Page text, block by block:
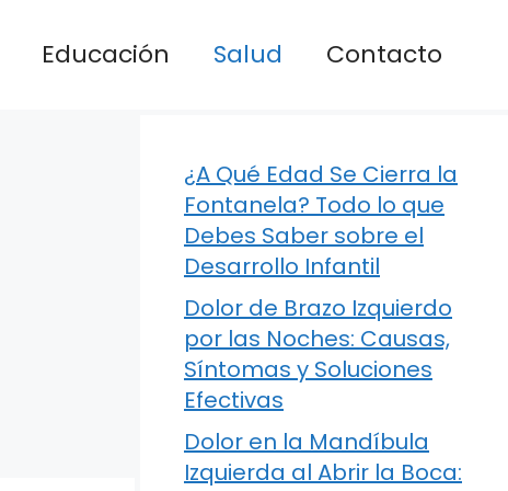
Educación Salud Contacto
¿A Qué Edad Se Cierra la
Fontanela? Todo lo que
Debes Saber sobre el
Desarrollo Infantil
Dolor de Brazo Izquierdo
por las Noches: Causas,
Síntomas y Soluciones
Efectivas
Dolor en la Mandíbula
Izquierda al Abrir la Boca: